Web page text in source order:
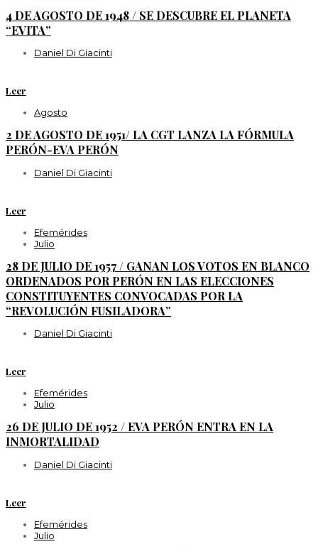
4 DE AGOSTO DE 1948 / SE DESCUBRE EL PLANETA
“EVITA”
Daniel Di Giacinti
Leer
Agosto
2 DE AGOSTO DE 1951/ LA CGT LANZA LA FÓRMULA
PERÓN-EVA PERÓN
Daniel Di Giacinti
Leer
Efemérides
Julio
28 DE JULIO DE 1957 / GANAN LOS VOTOS EN BLANCO
ORDENADOS POR PERÓN EN LAS ELECCIONES
CONSTITUYENTES CONVOCADAS POR LA
“REVOLUCIÓN FUSILADORA”
Daniel Di Giacinti
Leer
Efemérides
Julio
26 DE JULIO DE 1952 / EVA PERÓN ENTRA EN LA
INMORTALIDAD
Daniel Di Giacinti
Leer
Efemérides
Julio